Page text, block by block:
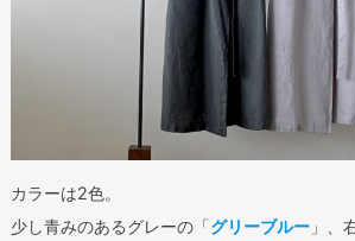
カラーは2色。
少し青みのあるグレーの「グリーブルー」、